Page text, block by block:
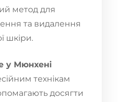
метод для
та видалення
шкіри.
у Мюнхені
технікам
досягти